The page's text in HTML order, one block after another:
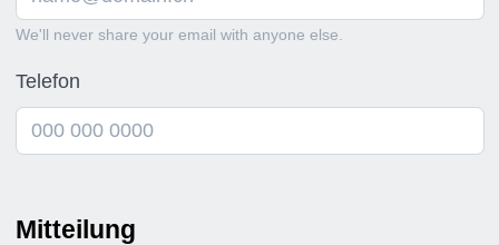
We'll never share your email with anyone else.
Telefon
Mitteilung